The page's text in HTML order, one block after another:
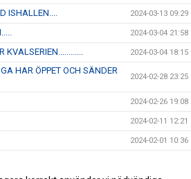
ISHALLEN.... 2024-03-13 09:29
2024-03-04 21:58
KVALSERIEN............ 2024-03-04 18:15
HAR ÖPPET OCH SÄNDER
2024-02-28 23:25
2024-02-26 19:08
2024-02-11 12:21
2024-02-01 10:36